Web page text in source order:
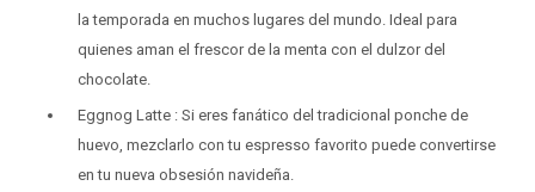
la temporada en muchos lugares del mundo. Ideal para
quienes aman el frescor de la menta con el dulzor del
chocolate.
Eggnog Latte : Si eres fanático del tradicional ponche de
huevo, mezclarlo con tu espresso favorito puede convertirse
en tu nueva obsesión navideña.